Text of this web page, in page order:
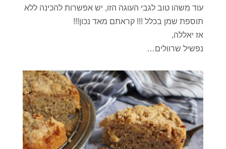
עוד משהו טוב לגבי העוגה הזו, יש אפשרות להכינה ללא
תוספת שמן בכלל !!! קראתם מאד נכון!!!
אז יאללה,
נפשיל שרוולים…